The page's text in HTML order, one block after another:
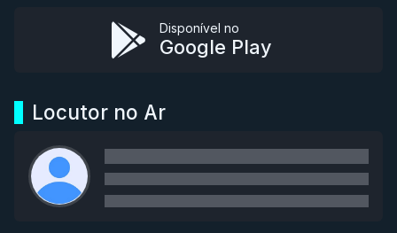
Disponível no
Google Play
Locutor no Ar